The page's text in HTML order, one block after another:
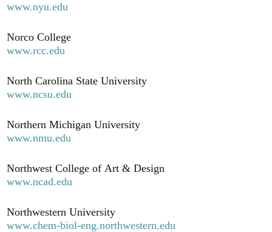
www.nyu.edu
Norco College
www.rcc.edu
North Carolina State University
www.ncsu.edu
Northern Michigan University
www.nmu.edu
Northwest College of Art & Design
www.ncad.edu
Northwestern University
www.chem-biol-eng.northwestern.edu